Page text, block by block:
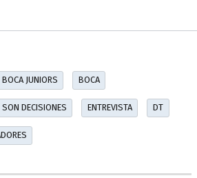
BOCA JUNIORS BOCA
SON DECISIONES ENTREVISTA DT